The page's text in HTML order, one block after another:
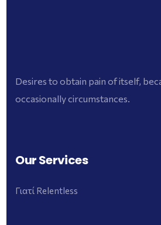
Desires to obtain pain of itself,
occasionally circumstances.
Our Services
Γιατί Relentless